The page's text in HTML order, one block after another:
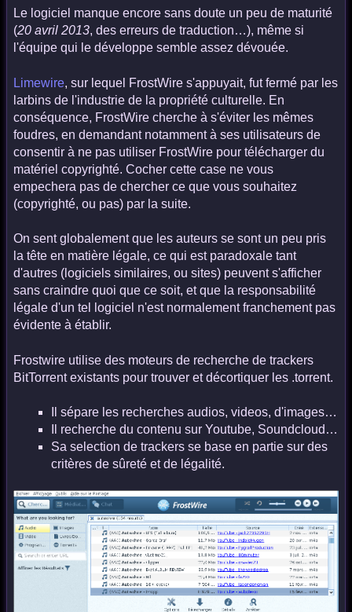
Le logiciel manque encore sans doute un peu de maturité
(20 avril 2013, des erreurs de traduction…), même si
l'équipe qui le développe semble assez dévouée.
Limewire, sur lequel FrostWire s'appuyait, fut fermé par les
larbins de l'industrie de la propriété culturelle. En
conséquence, FrostWire cherche à s'éviter les mêmes
foudres, en demandant notamment à ses utilisateurs de
consentir à ne pas utiliser FrostWire pour télécharger du
matériel copyrighté. Cocher cette case ne vous
empechera pas de chercher ce que vous souhaitez
(copyrighté, ou pas) par la suite.
On sent globalement que les auteurs se sont un peu pris
la tête en matière légale, ce qui est paradoxale tant
d'autres (logiciels similaires, ou sites) peuvent s'afficher
sans craindre quoi que ce soit, et que la responsabilité
légale d'un tel logiciel n'est normalement franchement pas
évidente à établir.
Frostwire utilise des moteurs de recherche de trackers
BitTorrent existants pour trouver et décortiquer les .torrent.
Il sépare les recherches audios, videos, d'images…
Il recherche du contenu sur Youtube, Soundcloud…
Sa selection de trackers se base en partie sur des
critères de sûreté et de légalité.